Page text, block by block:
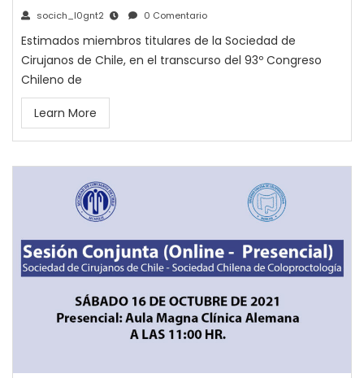
socich_l0gnt2 0 Comentario
Estimados miembros titulares de la Sociedad de
Cirujanos de Chile, en el transcurso del 93º Congreso
Chileno de
Learn More